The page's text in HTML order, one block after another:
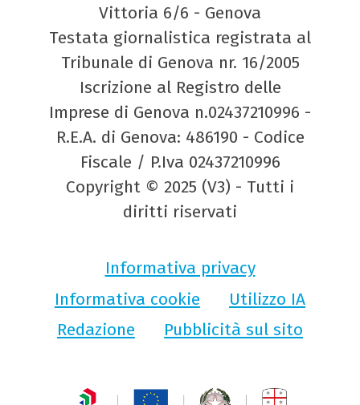
Vittoria 6/6 - Genova
Testata giornalistica registrata al
Tribunale di Genova nr. 16/2005
Iscrizione al Registro delle
Imprese di Genova n.02437210996 -
R.E.A. di Genova: 486190 - Codice
Fiscale / P.Iva 02437210996
Copyright © 2025 (V3) - Tutti i
diritti riservati
Informativa privacy
Informativa cookie
Utilizzo IA
Redazione
Pubblicità sul sito